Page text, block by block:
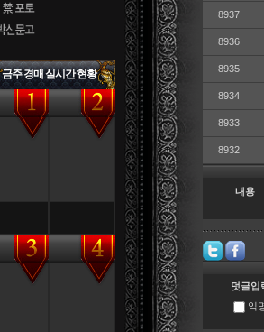
금주 경매 실시간 현황
8937
8936
8935
8934
8933
8932
내용